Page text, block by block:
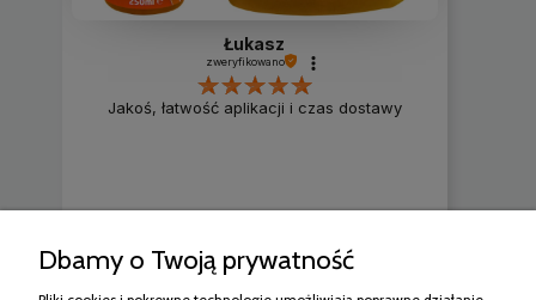
Łukasz
zweryfikowano
Jakoś, łatwość aplikacji i czas dostawy
2 0
Dbamy o Twoją prywatność